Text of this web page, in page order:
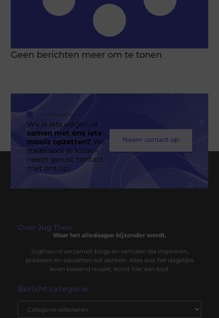
Geen berichten meer om te tonen
Wil je iets vragen of
samen met ons iets
moois opzetten? We
staan voor je klaar –
neem gerust contact
met ons op!
Neem contact op
Over Jug Theo
Waar het alledaagse bijzonder wordt.
Jugtheo.nl verzamelt blogs en verhalen die inspireren,
prikkelen en aanzetten tot denken. Alles wat het dagelijks
leven boeiend maakt, komt hier aan bod.
Bericht categorie